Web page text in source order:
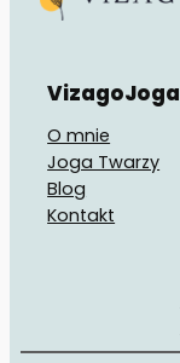
VizagoJoga
O mnie
Joga Twarzy
Blog
Kontakt